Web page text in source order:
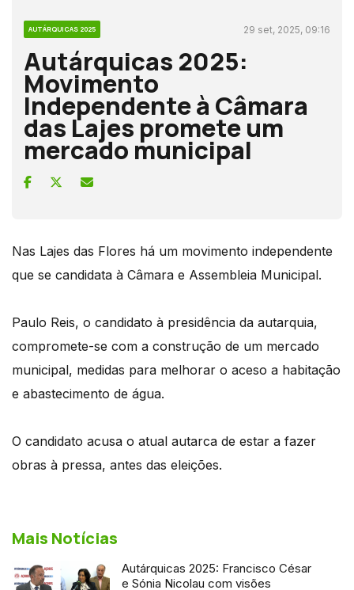
AUTÁRQUICAS 2025 29 set, 2025, 09:16
Autárquicas 2025:
Movimento
Independente à Câmara
das Lajes promete um
mercado municipal
Nas Lajes das Flores há um movimento independente
que se candidata à Câmara e Assembleia Municipal.
Paulo Reis, o candidato à presidência da autarquia,
compromete-se com a construção de um mercado
municipal, medidas para melhorar o aceso a habitação
e abastecimento de água.
O candidato acusa o atual autarca de estar a fazer
obras à pressa, antes das eleições.
Mais Notícias
Autárquicas 2025: Francisco César
e Sónia Nicolau com visões